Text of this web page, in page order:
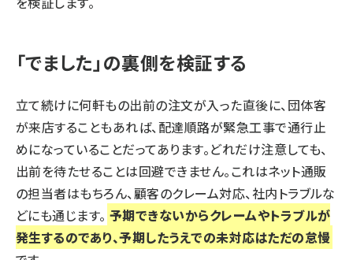
「でました」の裏側を検証する
立て続けに何軒もの出前の注文が入った直後に、団体客
が来店することもあれば、配達順路が緊急工事で通行止
めになっていることだってあります。どれだけ注意しても、
出前を待たせることは回避できません。これはネット通販
の担当者はもちろん、顧客のクレーム対応、社内トラブルな
どにも通じます。 予期できないからクレームやトラブルが
発生するのであり、予期したうえでの未対応はただの怠慢